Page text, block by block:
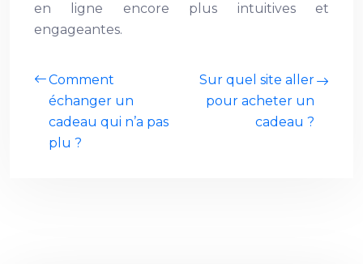
en ligne encore plus intuitives et
engageantes.
Comment
échanger un
cadeau qui n’a pas
plu ?
Sur quel site aller
pour acheter un
cadeau ?